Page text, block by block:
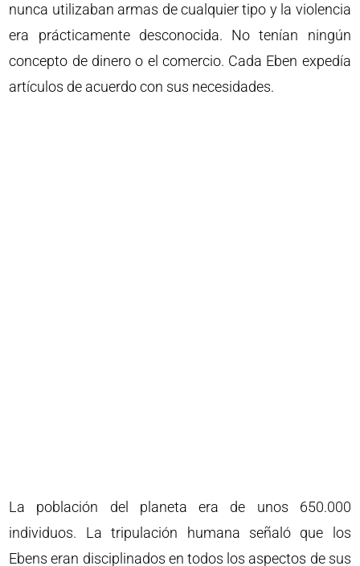
nunca utilizaban armas de cualquier tipo y la violencia
era prácticamente desconocida. No tenían ningún
concepto de dinero o el comercio. Cada Eben expedía
artículos de acuerdo con sus necesidades.
La población del planeta era de unos 650.000
individuos. La tripulación humana señaló que los
Ebens eran disciplinados en todos los aspectos de sus